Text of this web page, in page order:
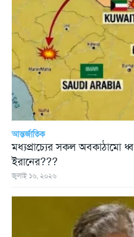
আন্তর্জাতিক
মধ্যপ্রাচ্যের সকল অবকাঠামো
ইরানের???
জুলাই ১৬, ২০২৬